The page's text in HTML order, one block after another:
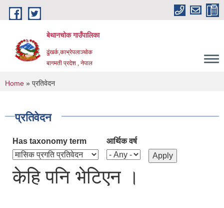
Skip to main content
बेथानचोक गाउँपालिका
ढुंखर्क,काभ्रेपलाञ्चाेक
बागमती प्रदेश , नेपाल
You are here
Home » प्रतिवेदन
प्रतिवेदन
Has taxonomy term आर्थिक वर्ष
केहि पनि भेटिएन ।